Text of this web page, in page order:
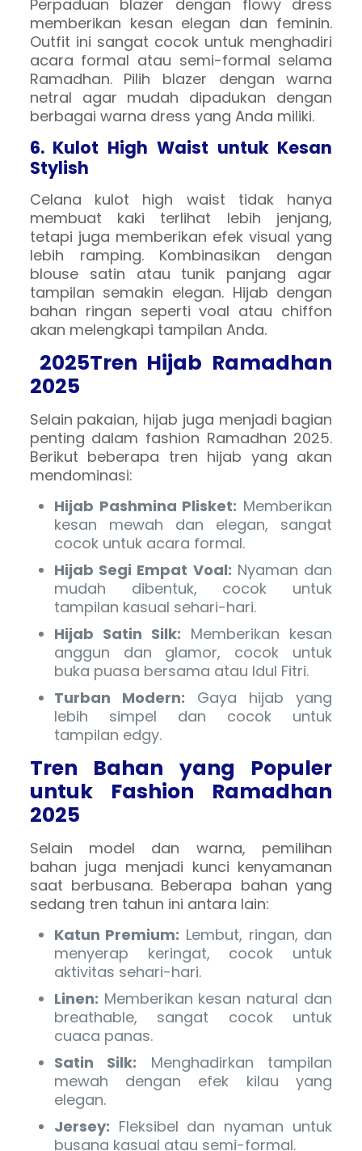
Perpaduan blazer dengan flowy dress
memberikan kesan elegan dan feminin.
Outfit ini sangat cocok untuk menghadiri
acara formal atau semi-formal selama
Ramadhan. Pilih blazer dengan warna
netral agar mudah dipadukan dengan
berbagai warna dress yang Anda miliki.
6. Kulot High Waist untuk Kesan
Stylish
Celana kulot high waist tidak hanya
membuat kaki terlihat lebih jenjang,
tetapi juga memberikan efek visual yang
lebih ramping. Kombinasikan dengan
blouse satin atau tunik panjang agar
tampilan semakin elegan. Hijab dengan
bahan ringan seperti voal atau chiffon
akan melengkapi tampilan Anda.
2025Tren Hijab Ramadhan
2025
Selain pakaian, hijab juga menjadi bagian
penting dalam fashion Ramadhan 2025.
Berikut beberapa tren hijab yang akan
mendominasi:
Hijab Pashmina Plisket: Memberikan
kesan mewah dan elegan, sangat
cocok untuk acara formal.
Hijab Segi Empat Voal: Nyaman dan
mudah dibentuk, cocok untuk
tampilan kasual sehari-hari.
Hijab Satin Silk: Memberikan kesan
anggun dan glamor, cocok untuk
buka puasa bersama atau Idul Fitri.
Turban Modern: Gaya hijab yang
lebih simpel dan cocok untuk
tampilan edgy.
Tren Bahan yang Populer
untuk Fashion Ramadhan
2025
Selain model dan warna, pemilihan
bahan juga menjadi kunci kenyamanan
saat berbusana. Beberapa bahan yang
sedang tren tahun ini antara lain:
Katun Premium: Lembut, ringan, dan
menyerap keringat, cocok untuk
aktivitas sehari-hari.
Linen: Memberikan kesan natural dan
breathable, sangat cocok untuk
cuaca panas.
Satin Silk: Menghadirkan tampilan
mewah dengan efek kilau yang
elegan.
Jersey: Fleksibel dan nyaman untuk
busana kasual atau semi-formal.